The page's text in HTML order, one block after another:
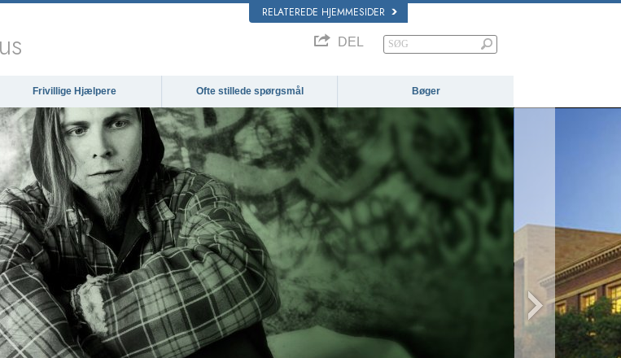
RELATEREDE HJEMMESIDER
DEL
Frivillige Hjælpere Ofte stillede spørgsmål Bøger